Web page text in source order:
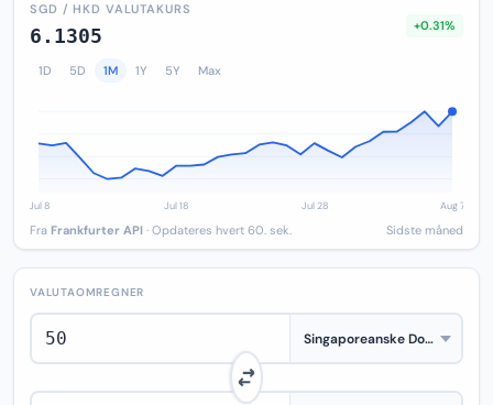
SGD / HKD VALUTAKURS
6.1305 +0.31%
1D 5D 1M 1Y 5Y Max
Fra Frankfurter API · Opdateres hvert 60. sek. Sidste måned
VALUTAOMREGNER